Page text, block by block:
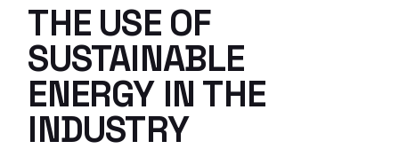
THE USE OF
SUSTAINABLE
ENERGY IN THE
INDUSTRY